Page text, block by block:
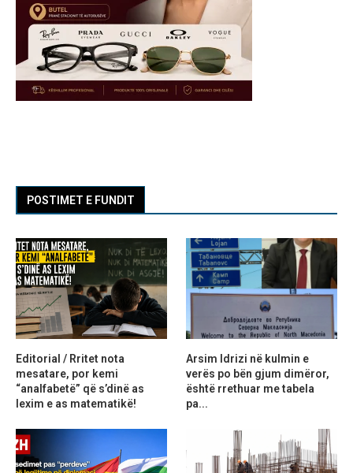
POSTIMET E FUNDIT
Editorial / Rritet nota
mesatare, por kemi
“analfabetë” që s’dinë as
lexim e as matematikë!
Arsim Idrizi në kulmin e
verës po bën gjum dimëror,
është rrethuar me tabela
pa...